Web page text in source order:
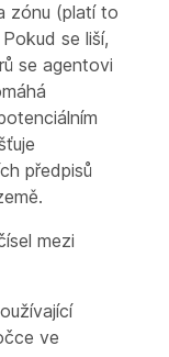
zónu (platí to
se liší,
se agentovi
předpisů
mezi
ve